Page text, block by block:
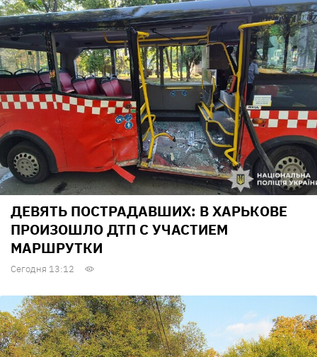
ДЕВЯТЬ ПОСТРАДАВШИХ: В ХАРЬКОВЕ
ПРОИЗОШЛО ДТП С УЧАСТИЕМ
МАРШРУТКИ
Сегодня 13:12